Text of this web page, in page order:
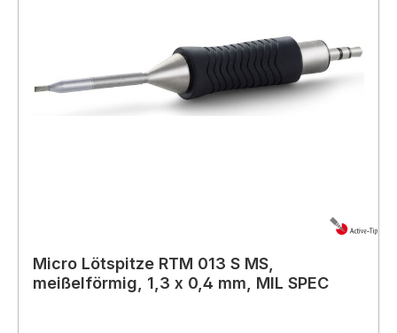
Micro Lötspitze RTM 013 S MS,
meißelförmig, 1,3 x 0,4 mm, MIL SPEC